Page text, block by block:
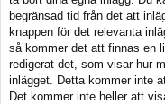
begränsad tid från det att
knappen för det relevanta
så kommer det att finnas en
redigerat det, som visar hur
inlägget. Detta kommer inte
Det kommer inte heller att